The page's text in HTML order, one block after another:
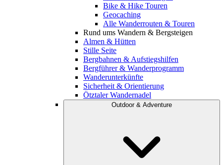
Bike & Hike Touren
Geocaching
Alle Wanderrouten & Touren
Rund ums Wandern & Bergsteigen
Almen & Hütten
Stille Seite
Bergbahnen & Aufstiegshilfen
Bergführer & Wanderprogramm
Wanderunterkünfte
Sicherheit & Orientierung
Ötztaler Wandernadel
Outdoor & Adventure